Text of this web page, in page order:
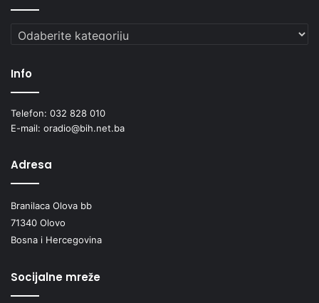
Kategorije
Info
Telefon: 032 828 010
E-mail: oradio@bih.net.ba
Adresa
Branilaca Olova bb
71340 Olovo
Bosna i Hercegovina
Socijalne mreže